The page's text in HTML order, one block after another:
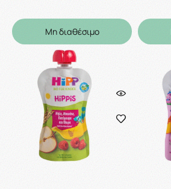
Μη διαθέσιμο